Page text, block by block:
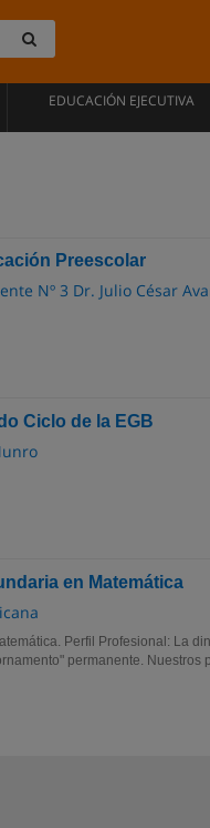
EDUCACIÓN EJECUTIVA
Preescolar
Nº 3 Dr. Julio César
Ciclo de la EGB
en Matemática
Perfil Profesional: La
permanente. Nuestros